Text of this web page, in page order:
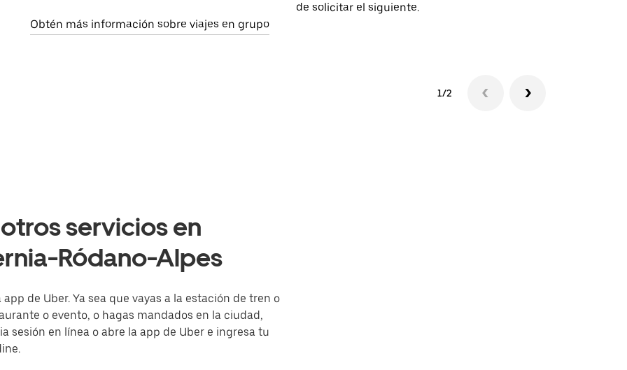
Obtén más información sobre viajes en grupo
de solicitar el siguiente.
1/2
servicios en
Ródano-Alpes
de Uber. Ya sea que vayas a la estación de tren o
o evento, o hagas mandados en la ciudad,
sesión en línea o abre la app de Uber e ingresa tu